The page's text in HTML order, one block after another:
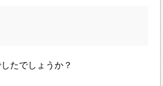
たでしょうか？